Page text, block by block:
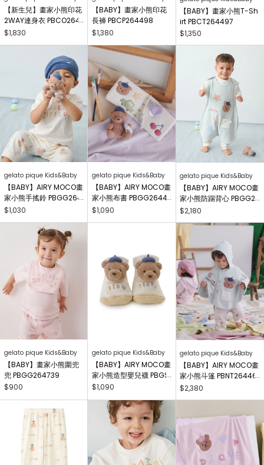
【新生兒】畫家小熊印花
2WAY連身衣 PBCO264
738
$1,830
【BABY】畫家小熊印花
長褲 PBCP264498
$1,380
【BABY】畫家小熊T-Sh
irt PBCT264497
$1,350
gelato pique Kids&Baby
【BABY】AIRY MOCO畫
家小熊手搖鈴 PBGG264
414
$1,030
gelato pique Kids&Baby
【BABY】AIRY MOCO畫
家小熊布書 PBGG26441
8
$1,090
gelato pique Kids&Baby
【BABY】AIRY MOCO畫
家小熊防踢背心 PBGG2
64465
$2,180
gelato pique Kids&Baby
【BABY】畫家小熊圍兜
兜 PBGG264739
$900
gelato pique Kids&Baby
【BABY】AIRY MOCO畫
家小熊造型嬰兒襪 PBGS
264415
$1,090
gelato pique Kids&Baby
【BABY】AIRY MOCO畫
家小熊斗篷 PBNT26446
4
$2,380